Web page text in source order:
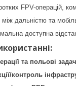
FPV-операцій,
дальністю та
доступна
та польові
контроль